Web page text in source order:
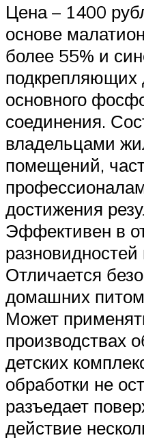
Цена – 1400
основе
более 55% и
подкрепляющих
основного
соединения.
владельцами
помещений,
достижения
Эффективен в
Отличается
домашних
Может
производствах
детских
обработки не
разъедает
действие